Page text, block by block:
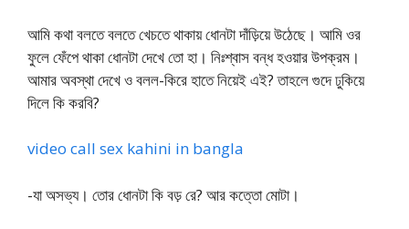
আমি কথা বলতে বলতে খেচতে থাকায় ধোনটা দাঁড়িয়ে উঠেছে। আমি ওর
ফুলে ফেঁপে থাকা ধোনটা দেখে তো হা। নিঃশ্বাস বন্ধ হওয়ার উপক্রম।
আমার অবস্থা দেখে ও বলল-কিরে হাতে নিয়েই এই? তাহলে গুদে ঢুকিয়ে
দিলে কি করবি?
video call sex kahini in bangla
-যা অসভ্য। তোর ধোনটা কি বড় রে? আর কত্তো মোটা।